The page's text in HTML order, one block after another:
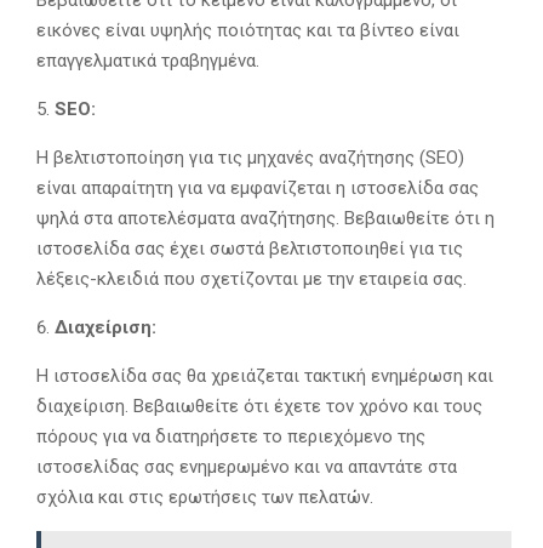
εικόνες είναι υψηλής ποιότητας και τα βίντεο είναι
επαγγελματικά τραβηγμένα.
SEO:
Η βελτιστοποίηση για τις μηχανές αναζήτησης (SEO)
είναι απαραίτητη για να εμφανίζεται η ιστοσελίδα σας
ψηλά στα αποτελέσματα αναζήτησης. Βεβαιωθείτε ότι η
ιστοσελίδα σας έχει σωστά βελτιστοποιηθεί για τις
λέξεις-κλειδιά που σχετίζονται με την εταιρεία σας.
Διαχείριση:
Η ιστοσελίδα σας θα χρειάζεται τακτική ενημέρωση και
διαχείριση. Βεβαιωθείτε ότι έχετε τον χρόνο και τους
πόρους για να διατηρήσετε το περιεχόμενο της
ιστοσελίδας σας ενημερωμένο και να απαντάτε στα
σχόλια και στις ερωτήσεις των πελατών.